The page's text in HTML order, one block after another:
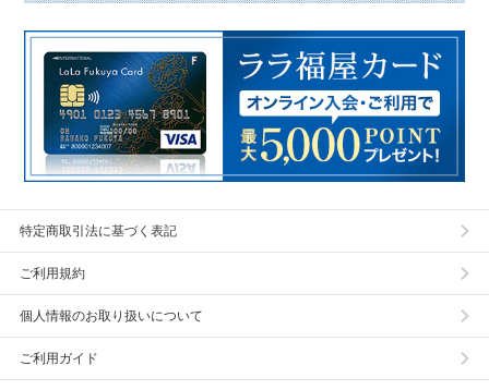
特定商取引法に基づく表記
ご利用規約
個人情報のお取り扱いについて
ご利用ガイド